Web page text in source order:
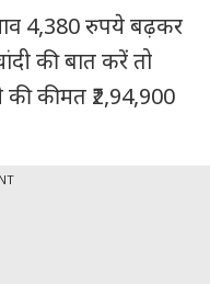
4,380 रुपये बढ़कर
की बात करें तो
की कीमत ₹2,94,900